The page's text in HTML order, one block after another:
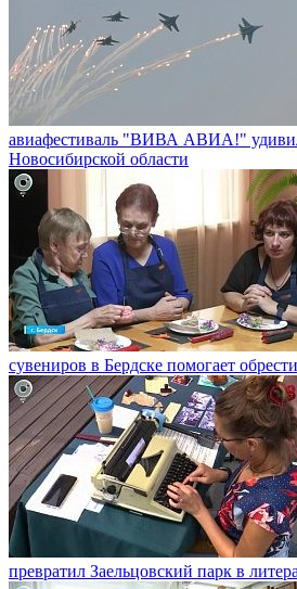
авиафестиваль "ВИВА АВИА!"
Новосибирской области
сувениров в Бердске помогает
превратил Заельцовский парк в